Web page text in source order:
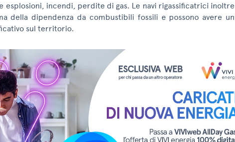
esplosioni, incendi, perdite di gas. Le navi rigassificatrici inoltre
della dipendenza da combustibili fossili e possono avere un
sul territorio.